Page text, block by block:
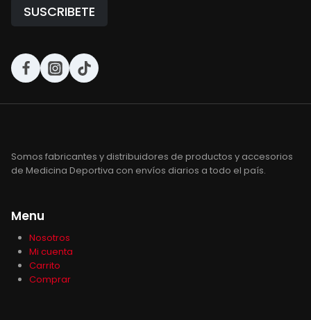
Somos fabricantes y distribuidores de productos y accesorios
de Medicina Deportiva con envíos diarios a todo el país.
Menu
Nosotros
Mi cuenta
Carrito
Comprar